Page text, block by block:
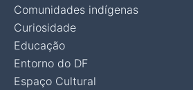
Comunidades indígenas
Curiosidade
Educação
Entorno do DF
Espaço Cultural